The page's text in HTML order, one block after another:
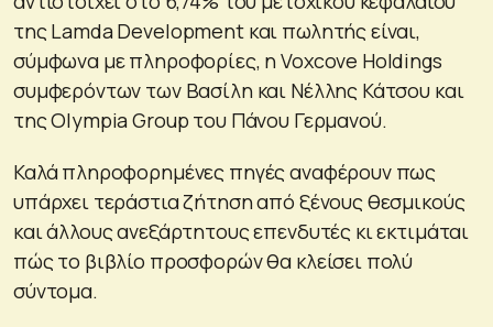
της Lamda Development και πωλητής είναι,
σύμφωνα με πληροφορίες, η Voxcove Holdings
συμφερόντων των Βασίλη και Νέλλης Κάτσου και
της Olympia Group του Πάνου Γερμανού.
Καλά πληροφορημένες πηγές αναφέρουν πως
υπάρχει τεράστια ζήτηση από ξένους θεσμικούς
και άλλους ανεξάρτητους επενδυτές κι εκτιμάται
πώς το βιβλίο προσφορών θα κλείσει πολύ
σύντομα.